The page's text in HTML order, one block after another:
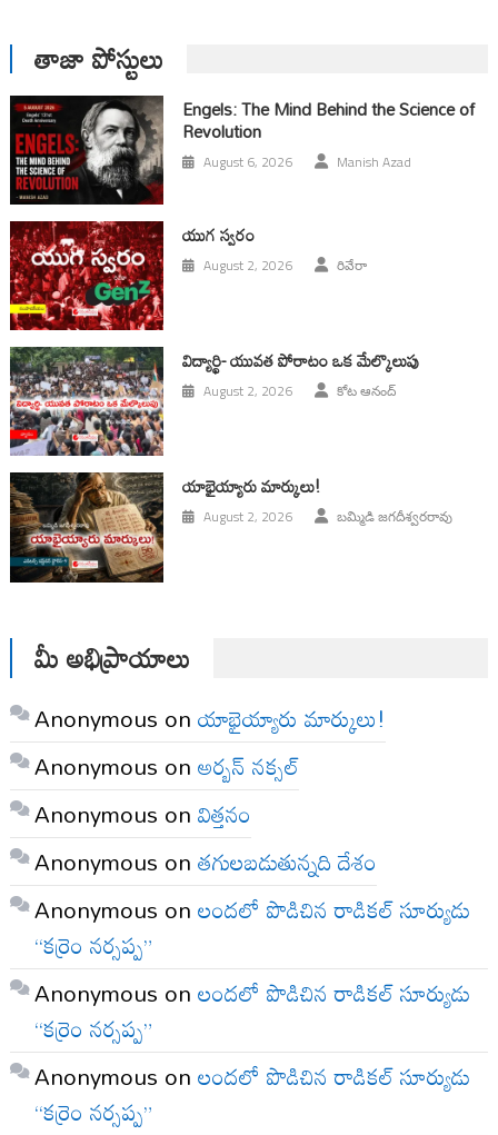
తాజా పోస్టులు
Engels: The Mind Behind the Science of
Revolution
August 6, 2026 Manish Azad
యుగ స్వ‌రం
August 2, 2026 రివేరా
విద్యార్థి- యువత పోరాటం ఒక మేల్కొలుపు
August 2, 2026 కోట ఆనంద్
యాభైయ్యారు మార్కులు!
August 2, 2026 బమ్మిడి జగదీశ్వరరావు
మీ అభిప్రాయాలు
Anonymous onయాభైయ్యారు మార్కులు!
Anonymous onఅర్బన్ నక్సల్
Anonymous onవిత్తనం
Anonymous onతగులబడుతున్నది దేశం
Anonymous onలందలో పొడిచిన రాడికల్ సూర్యుడు
“కర్రెం నర్సప్ప”
Anonymous onలందలో పొడిచిన రాడికల్ సూర్యుడు
“కర్రెం నర్సప్ప”
Anonymous onలందలో పొడిచిన రాడికల్ సూర్యుడు
“కర్రెం నర్సప్ప”